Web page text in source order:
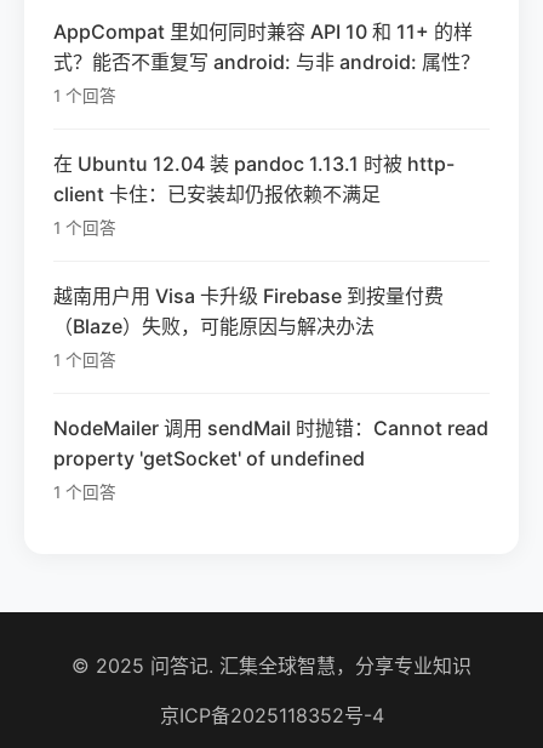
AppCompat 里如何同时兼容 API 10 和 11+ 的样
式？能否不重复写 android: 与非 android: 属性？
1 个回答
在 Ubuntu 12.04 装 pandoc 1.13.1 时被 http-
client 卡住：已安装却仍报依赖不满足
1 个回答
越南用户用 Visa 卡升级 Firebase 到按量付费
（Blaze）失败，可能原因与解决办法
1 个回答
NodeMailer 调用 sendMail 时抛错：Cannot read
property 'getSocket' of undefined
1 个回答
© 2025 问答记. 汇集全球智慧，分享专业知识
京ICP备2025118352号-4